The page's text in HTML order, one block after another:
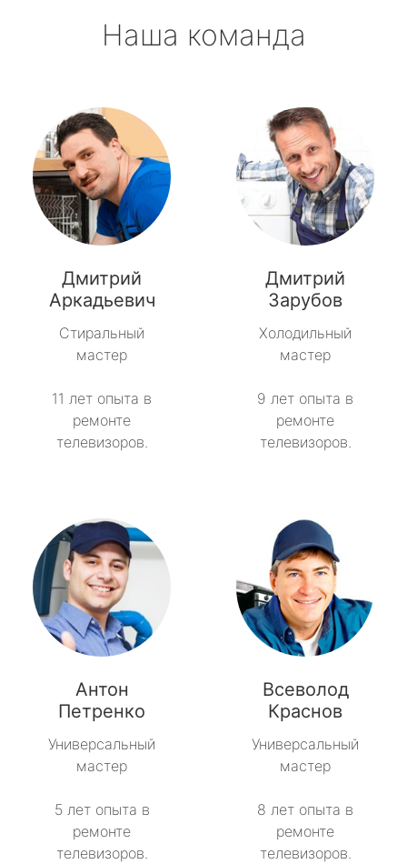
Наша команда
Дмитрий
Аркадьевич
Стиральный
мастер
11 лет опыта в
ремонте
телевизоров.
Дмитрий
Зарубов
Холодильный
мастер
9 лет опыта в
ремонте
телевизоров.
Антон
Петренко
Универсальный
мастер
5 лет опыта в
ремонте
телевизоров.
Всеволод
Краснов
Универсальный
мастер
8 лет опыта в
ремонте
телевизоров.